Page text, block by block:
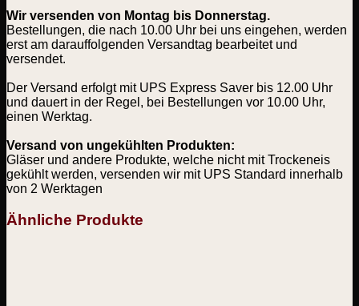
Wir versenden von Montag bis Donnerstag.
Bestellungen, die nach 10.00 Uhr bei uns eingehen, werden
erst am darauffolgenden Versandtag bearbeitet und
versendet.
Der Versand erfolgt mit UPS Express Saver bis 12.00 Uhr
und dauert in der Regel, bei Bestellungen vor 10.00 Uhr,
einen Werktag.
Versand von ungekühlten Produkten:
Gläser und andere Produkte, welche nicht mit Trockeneis
gekühlt werden, versenden wir mit UPS Standard innerhalb
von 2 Werktagen
Ähnliche Produkte